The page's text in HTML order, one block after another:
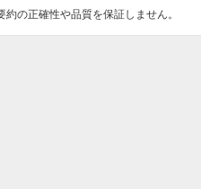
画が維持されていま
の正確性や品質を保証しません。